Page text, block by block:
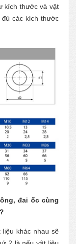
kích thước và vật
các kích thước
đai ốc cùng
khác nhau sẽ